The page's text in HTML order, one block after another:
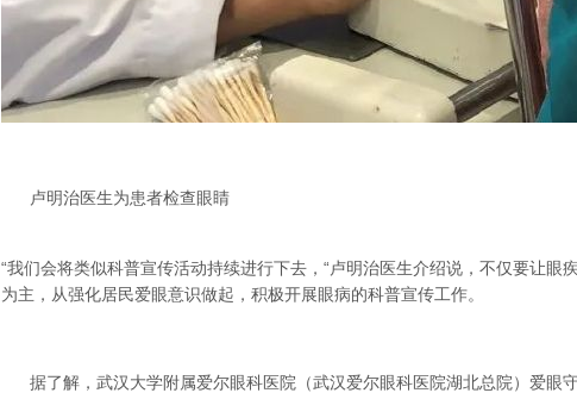
卢明治医生为患者检查眼睛
“我们会将类似科普宣传活动持续进行下去，“卢明治医生介绍说，不仅要让眼
为主，从强化居民爱眼意识做起，积极开展眼病的科普宣传工作。
据了解，武汉大学附属爱尔眼科医院（武汉爱尔眼科医院湖北总院）爱眼